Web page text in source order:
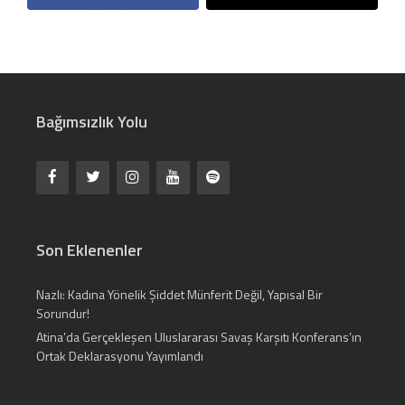
Bağımsızlık Yolu
Son Eklenenler
Nazlı: Kadına Yönelik Şiddet Münferit Değil, Yapısal Bir
Sorundur!
Atina’da Gerçekleşen Uluslararası Savaş Karşıtı Konferans’ın
Ortak Deklarasyonu Yayımlandı